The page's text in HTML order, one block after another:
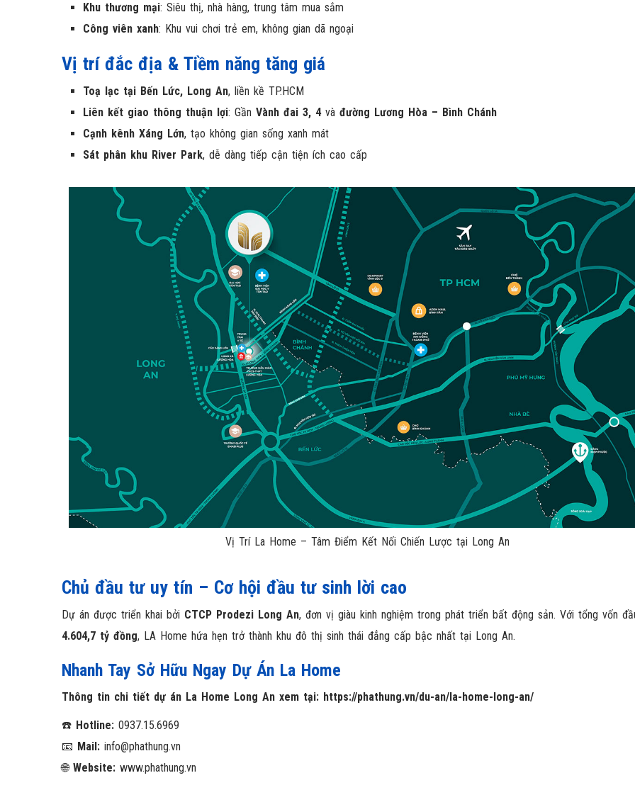
Khu thương mại: Siêu thị, nhà hàng, trung tâm mua sắm
Công viên xanh: Khu vui chơi trẻ em, không gian dã ngoại
Vị trí đắc địa & Tiềm năng tăng giá
Toạ lạc tại Bến Lức, Long An, liền kề TP.HCM
Liên kết giao thông thuận lợi: Gần Vành đai 3, 4và đường Lương Hòa – Bình Chánh
Cạnh kênh Xáng Lớn, tạo không gian sống xanh mát
Sát phân khu River Park, dễ dàng tiếp cận tiện ích cao cấp
Vị Trí La Home – Tâm Điểm Kết Nối Chiến Lược tại Long An
Chủ đầu tư uy tín – Cơ hội đầu tư sinh lời cao
Dự án được triển khai bởi CTCP Prodezi Long An, đơn vị giàu kinh nghiệm trong phát triển bất động sản. Với tổng vốn
4.604,7 tỷ đồng, LA Home hứa hẹn trở thành khu đô thị sinh thái đẳng cấp bậc nhất tại Long An.
Nhanh Tay Sở Hữu Ngay Dự Án La Home
Thông tin chi tiết dự án La Home Long An xem tại: https://phathung.vn/du-an/la-home-long-an/
☎️ Hotline: 0937.15.6969
📧 Mail: info@phathung.vn
🌐 Website: www.phathung.vn